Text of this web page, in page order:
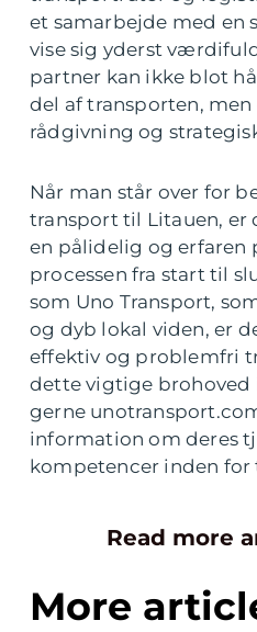
et samarbejde med en
vise sig yderst
partner kan ikke blot
del af transporten,
rådgivning og
Når man står over for
transport til Litauen,
en pålidelig og erfaren
processen fra start til
som Uno Transport,
og dyb lokal viden, er
effektiv og problemfri
dette vigtige brohoved
gerne
information om deres
kompetencer inden
Read more
More